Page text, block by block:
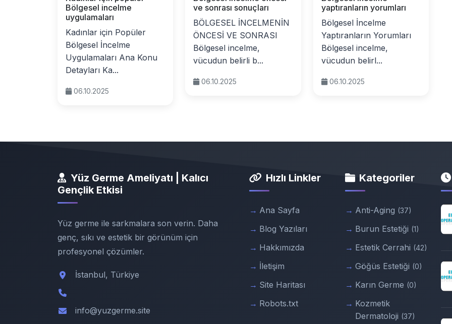
Bölgesel incelme
uygulamaları
Kadınlar için Popüler
Bölgesel İncelme
Uygulamaları Ana Konu
Detayları Ka...
06.10.2025
ve sonrası sonuçları
BÖLGESEL İNCELMENİN
ÖNCESİ VE SONRASI
Bölgesel incelme,
vücudun belirli b...
06.10.2025
yaptıranların yorumları
Bölgesel İncelme
Yaptıranların Yorumları
Bölgesel incelme,
vücudun belirl...
06.10.2025
Yüz Germe Ameliyatı | Kalıcı
Gençlik Etkisi
Yüz germe ile sarkmalara son verin. Daha
genç, sıkı ve estetik bir görünüm için
profesyonel çözümler.
İstanbul, Türkiye
info@yuzgerme.site
Hızlı Linkler
Ana Sayfa
Blog Yazıları
Hakkımızda
İletişim
Site Haritası
Robots.txt
Kategoriler
Anti-Aging (37)
Burun Estetiği (1)
Estetik Cerrahi (42)
Göğüs Estetiği (0)
Karın Germe (0)
Kozmetik
Dermatoloji (37)